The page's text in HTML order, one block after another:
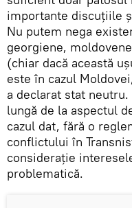
importante discuțiile
Nu putem nega
georgiene,
(chiar dacă această
este în cazul
a declarat stat
lungă de la aspectul
cazul dat, fără o
conflictului în
considerație
problematică.